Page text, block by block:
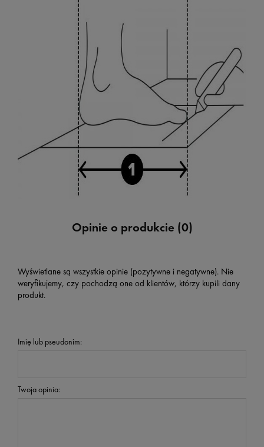
Opinie o produkcie (0)
Wyświetlane są wszystkie opinie (pozytywne i negatywne). Nie
weryfikujemy, czy pochodzą one od klientów, którzy kupili dany
produkt.
Imię lub pseudonim:
Twoja opinia: